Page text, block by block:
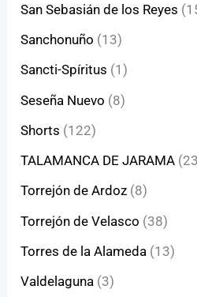
San Sebasián de los Reyes
Sanchonuño (13)
Sancti-Spíritus (1)
Seseña Nuevo (8)
Shorts (122)
TALAMANCA DE JARAMA
Torrejón de Ardoz (8)
Torrejón de Velasco (38)
Torres de la Alameda (13)
Valdelaguna (3)